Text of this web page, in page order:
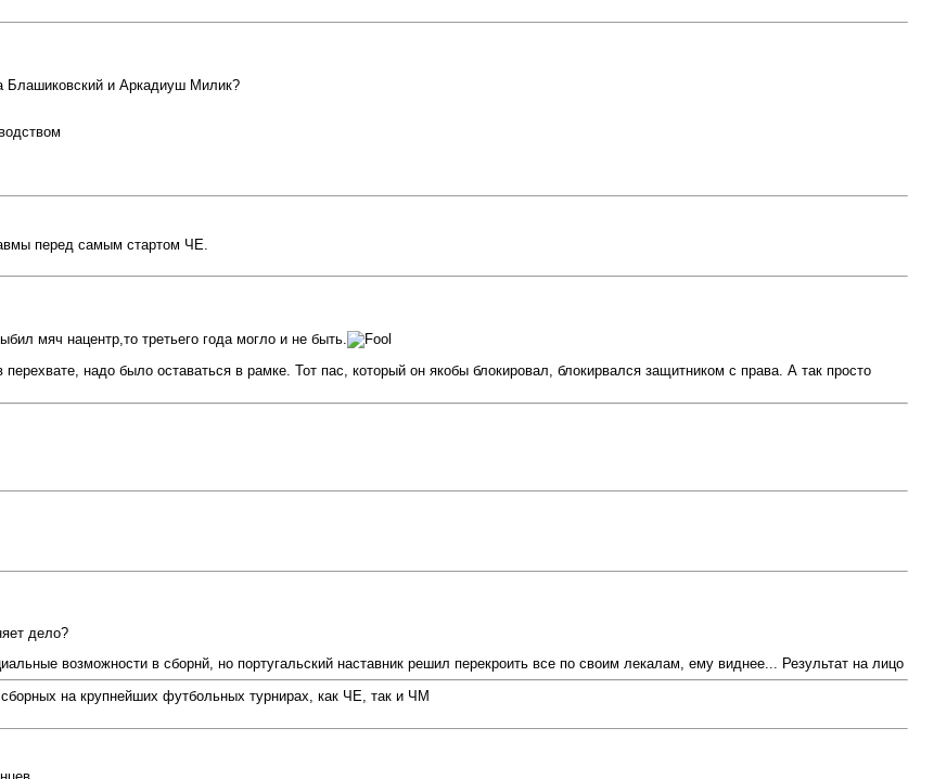
Блашиковский и Аркадиуш Милик?
перед самым стартом ЧЕ.
мяч нацентр,то третьего года могло и не быть.
надо было оставаться в рамке. Тот пас, который он якобы блокировал, блокирвался защитником с права. А так просто
дело?
возможности в сборнй, но португальский наставник решил перекроить все по своим лекалам, ему виднее... Результат на лицо
на крупнейших футбольных турнирах, как ЧЕ, так и ЧМ